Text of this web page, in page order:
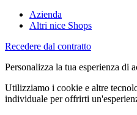
Azienda
Altri nice Shops
Recedere dal contratto
Personalizza la tua esperienza di
Utilizziamo i cookie e altre
individuale per offrirti